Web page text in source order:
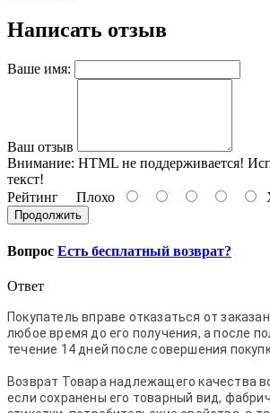
Написать отзыв
Ваше имя:
Ваш отзыв
Внимание: HTML не поддерживается!
текст!
Рейтинг Плохо
Продолжить
Вопрос Есть бесплатный возврат?
Ответ
Покупатель вправе отказаться от
любое время до его получения, а после
течение 14 дней после совершения
Возврат Товара надлежащего качества
если сохранены его товарный вид,